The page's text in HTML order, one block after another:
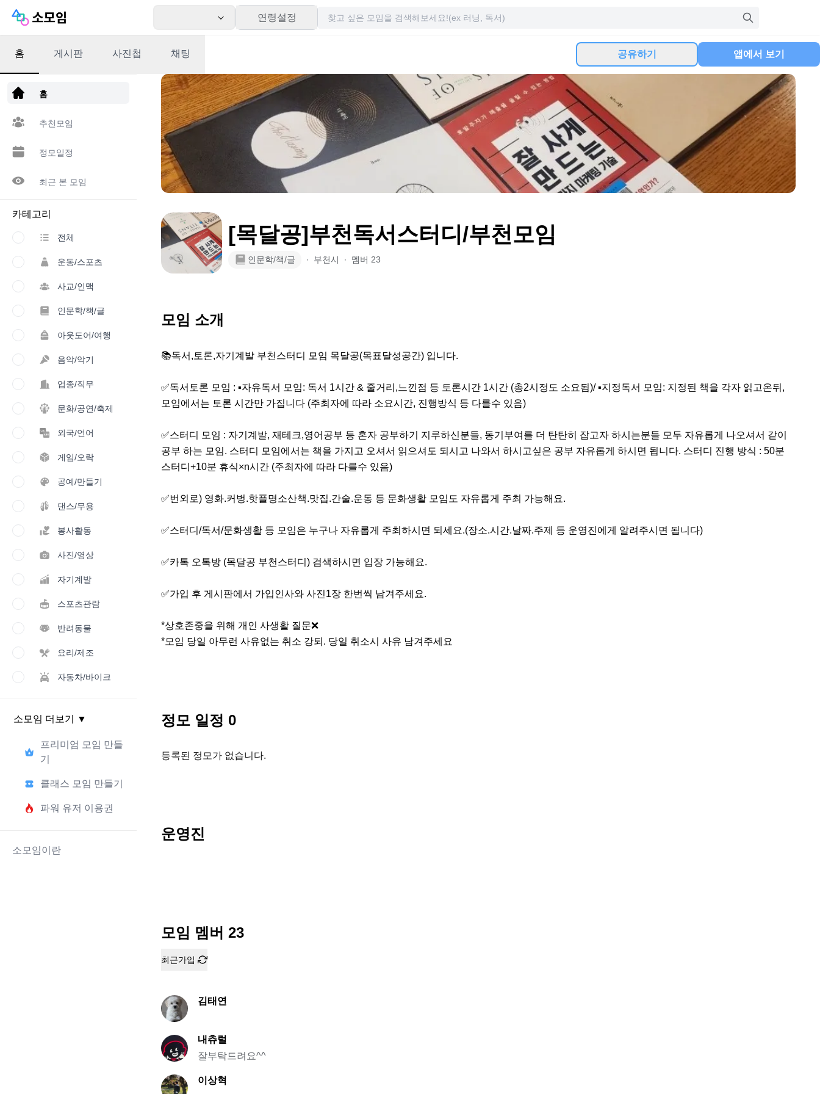
연령설정
앱 다운로드
홈
추천모임
정모일정
최근 본 모임
카테고리
전체
운동/스포츠
사교/인맥
인문학/책/글
아웃도어/여행
음악/악기
업종/직무
문화/공연/축제
외국/언어
게임/오락
공예/만들기
댄스/무용
봉사활동
사진/영상
자기계발
스포츠관람
반려동물
요리/제조
자동차/바이크
소모임 더보기 ▼
프리미엄 모임 만들
기
클래스 모임 만들기
파워 유저 이용권
소모임이란
홈 게시판 사진첩 채팅 공유하기 앱에서 보기
[목달공]부천독서스터디/부천모임
인문학/책/글 ∙ 부천시 ∙ 멤버 23
모임 소개
📚독서,토론,자기계발 부천스터디 모임 목달공(목표달성공간) 입니다.
✅️독서토론 모임 : ▪️자유독서 모임: 독서 1시간 & 줄거리,느낀점 등 토론시간 1시간 (총2시정도 소요됨)/ ▪️지정독서 모임: 지정된 책을 각자 읽고온뒤,
모임에서는 토론 시간만 가집니다 (주최자에 따라 소요시간, 진행방식 등 다를수 있음)
✅️스터디 모임 : 자기계발, 재테크,영어공부 등 혼자 공부하기 지루하신분들, 동기부여를 더 탄탄히 잡고자 하시는분들 모두 자유롭게 나오셔서 같이
공부 하는 모임. 스터디 모임에서는 책을 가지고 오셔서 읽으셔도 되시고 나와서 하시고싶은 공부 자유롭게 하시면 됩니다. 스터디 진행 방식 : 50분
스터디+10분 휴식×n시간 (주최자에 따라 다를수 있음)
✅️번외로) 영화.커벙.핫플명소산책.맛집.간술.운동 등 문화생활 모임도 자유롭게 주최 가능해요.
✅️스터디/독서/문화생활 등 모임은 누구나 자유롭게 주최하시면 되세요.(장소.시간.날짜.주제 등 운영진에게 알려주시면 됩니다)
✅️카톡 오톡방 (목달공 부천스터디) 검색하시면 입장 가능해요.
✅️가입 후 게시판에서 가입인사와 사진1장 한번씩 남겨주세요.
*상호존중을 위해 개인 사생활 질문❌
*모임 당일 아무런 사유없는 취소 강퇴. 당일 취소시 사유 남겨주세요
정모 일정 0
등록된 정모가 없습니다.
운영진
모임 멤버 23
최근가입
김태연
내츄럴
잘부탁드려요^^
이상혁